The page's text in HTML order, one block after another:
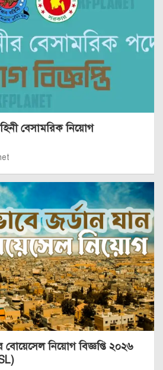
বেসামরিক নিয়োগ
বোয়েসেল নিয়োগ বিজ্ঞপ্তি ২০২৬